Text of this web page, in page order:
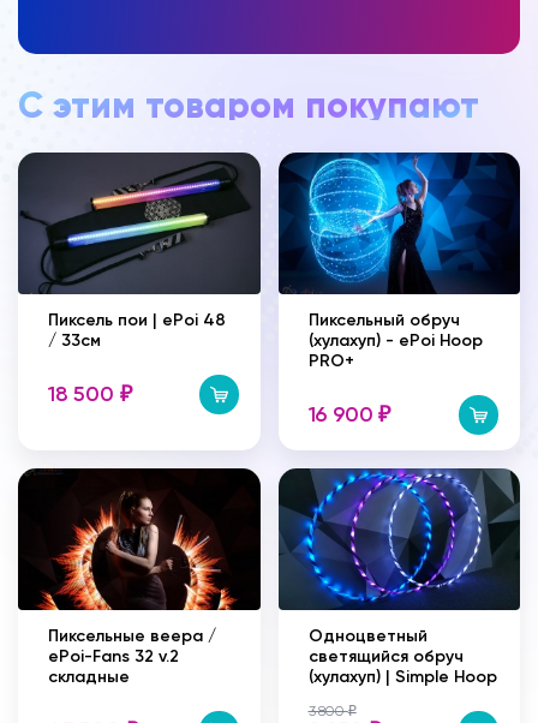
С этим товаром покупают
Пиксель пои | ePoi 48
/ 33см
18 500 ₽
Пиксельный обруч
(хулахуп) - ePoi Hoop
PRO+
16 900₽
Пиксельные веера /
ePoi-Fans 32 v.2
складные
Одноцветный
светящийся обруч
(хулахуп) | Simple Hoop
3 800₽